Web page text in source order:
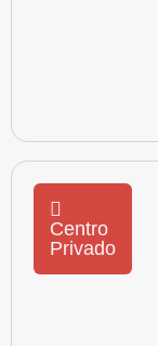
Centro
Privado